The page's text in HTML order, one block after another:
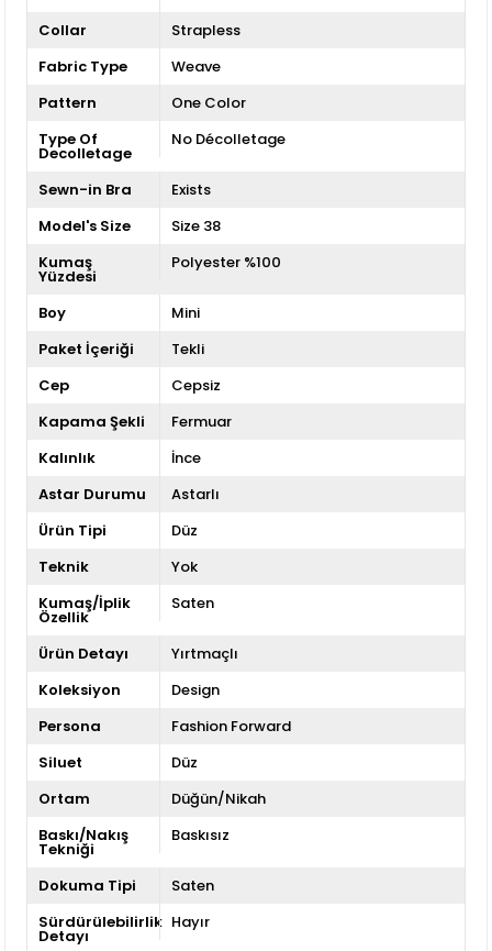
Collar
Strapless
Fabric Type
Weave
Pattern
One Color
Type Of
Decolletage
No Décolletage
Sewn-in Bra
Exists
Model's Size
Size 38
Kumaş
Yüzdesi
Polyester %100
Boy
Mini
Paket İçeriği
Tekli
Cep
Cepsiz
Kapama Şekli
Fermuar
Kalınlık
İnce
Astar Durumu
Astarlı
Ürün Tipi
Düz
Teknik
Yok
Kumaş/İplik
Özellik
Saten
Ürün Detayı
Yırtmaçlı
Koleksiyon
Design
Persona
Fashion Forward
Siluet
Düz
Ortam
Düğün/Nikah
Baskı/Nakış
Tekniği
Baskısız
Dokuma Tipi
Saten
Sürdürülebilirlik
Detayı
Hayır